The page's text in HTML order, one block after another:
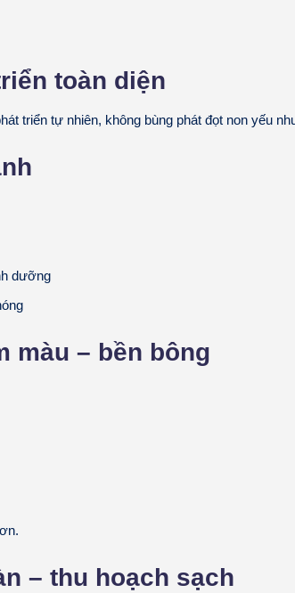
toàn diện
triển tự nhiên, không bùng phát đọt non yếu
dưỡng
màu – bền bông
– thu hoạch sạch